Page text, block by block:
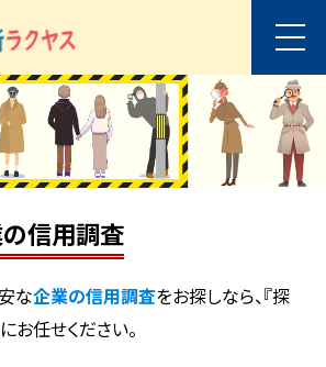
信用調査
な企業の信用調査をお探しなら、『探
お任せください。